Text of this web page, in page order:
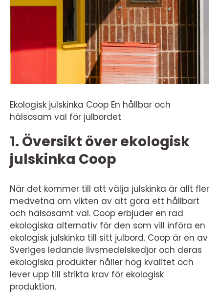
Ekologisk julskinka Coop En hållbar och
hälsosam val för julbordet
1. Översikt över ekologisk
julskinka Coop
När det kommer till att välja julskinka är allt fler
medvetna om vikten av att göra ett hållbart
och hälsosamt val. Coop erbjuder en rad
ekologiska alternativ för den som vill införa en
ekologisk julskinka till sitt julbord. Coop är en av
Sveriges ledande livsmedelskedjor och deras
ekologiska produkter håller hög kvalitet och
lever upp till strikta krav för ekologisk
produktion.